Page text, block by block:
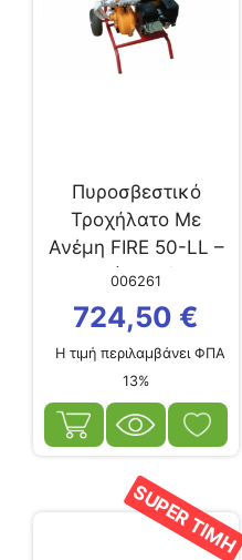
Πυροσβεστικό
Τροχήλατο Με
Ανέμη FIRE 50-LL –
7HP (Με Μίζα)
006261
724,50 €
Η τιμή περιλαμβάνει ΦΠΑ
13%
SUPER ΤΙΜΗ